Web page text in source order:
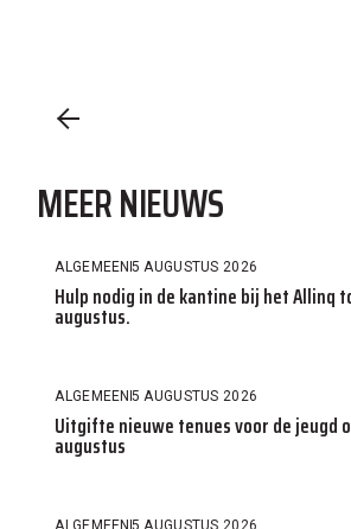
MEER NIEUWS
ALGEMEEN5 AUGUSTUS 2026
Hulp nodig in de kantine bij het Allinq
augustus.
ALGEMEEN5 AUGUSTUS 2026
Uitgifte nieuwe tenues voor de jeugd
augustus
ALGEMEEN5 AUGUSTUS 2026